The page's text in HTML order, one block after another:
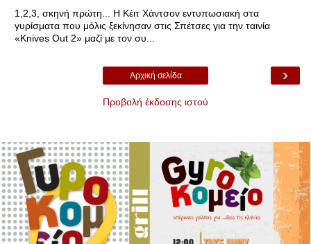
1,2,3, σκηνή πρώτη... Η Κέιτ Χάντσον εντυπωσιακή στα
γυρίσματα που μόλις ξεκίνησαν στις Σπέτσες για την ταινία
«Knives Out 2» μαζί με τον συ...
›
Αρχική σελίδα
Προβολή έκδοσης ιστού